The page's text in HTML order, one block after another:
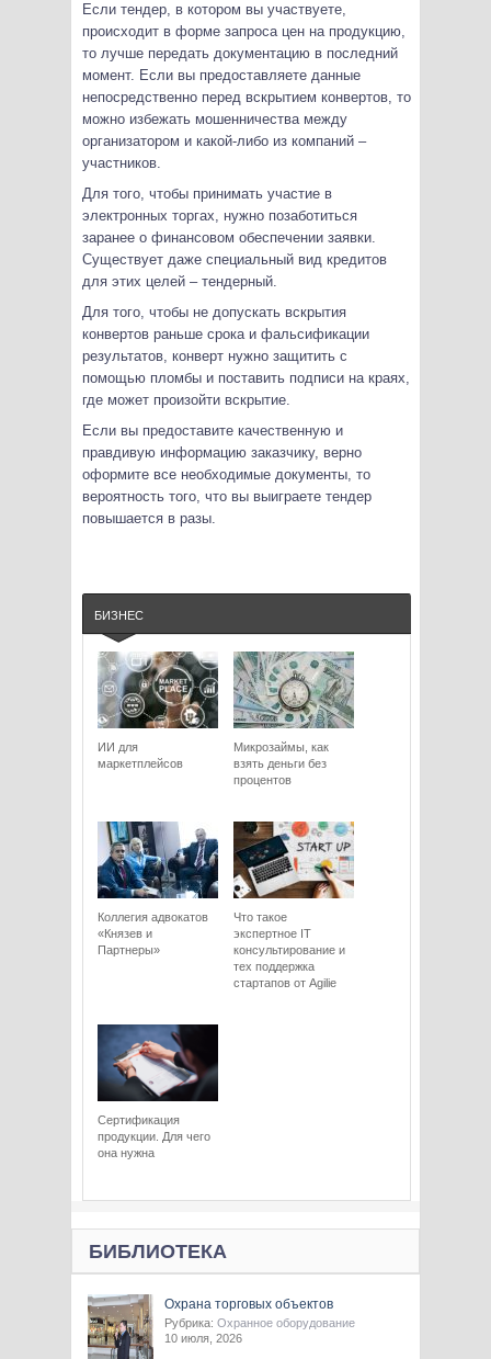
Если тендер, в котором вы участвуете,
происходит в форме запроса цен на продукцию,
то лучше передать документацию в последний
момент. Если вы предоставляете данные
непосредственно перед вскрытием конвертов, то
можно избежать мошенничества между
организатором и какой-либо из компаний –
участников.
Для того, чтобы принимать участие в
электронных торгах, нужно позаботиться
заранее о финансовом обеспечении заявки.
Существует даже специальный вид кредитов
для этих целей – тендерный.
Для того, чтобы не допускать вскрытия
конвертов раньше срока и фальсификации
результатов, конверт нужно защитить с
помощью пломбы и поставить подписи на краях,
где может произойти вскрытие.
Если вы предоставите качественную и
правдивую информацию заказчику, верно
оформите все необходимые документы, то
вероятность того, что вы выиграете тендер
повышается в разы.
БИЗНЕС
ИИ для
маркетплейсов
Микрозаймы, как
взять деньги без
процентов
Коллегия адвокатов
«Князев и
Партнеры»
Что такое
экспертное IT
консультирование и
тех поддержка
стартапов от Agilie
Сертификация
продукции. Для чего
она нужна
БИБЛИОТЕКА
Охрана торговых объектов
Рубрика: Охранное оборудование
10 июля, 2026